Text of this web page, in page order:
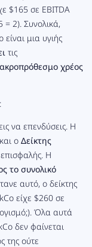
$165 σε EBITDA
= 2). Συνολικά,
μια υγιής
τις
χρέος
να επενδύσεις. Η
ο Δείκτης
Η
το συνολικό
αυτό, ο δείκτης
είχε $260 σε
Όλα αυτά
δεν φαίνεται
της ούτε